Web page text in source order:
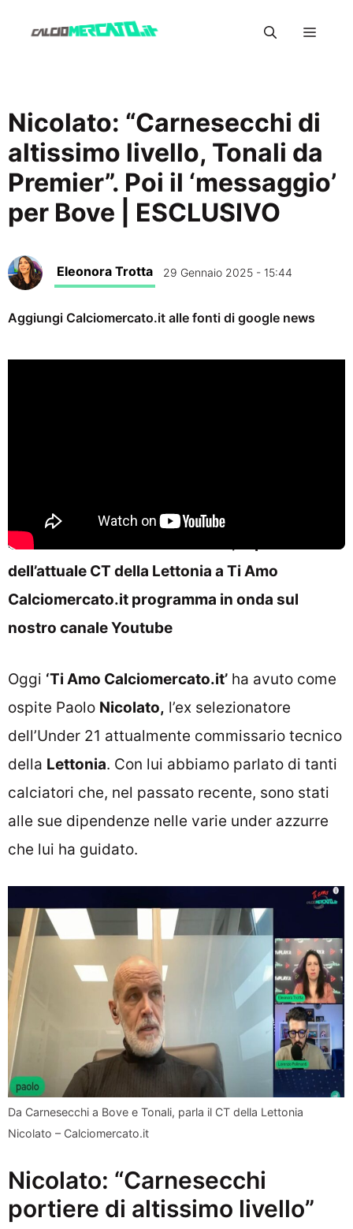
Menu
Nicolato: “Carnesecchi di
altissimo livello, Tonali da
Premier”. Poi il ‘messaggio’
per Bove | ESCLUSIVO
Eleonora Trotta 29 Gennaio 2025 - 15:44
Aggiungi Calciomercato.it alle fonti di google news
Da Calafiori a Kean e Cambiaso, le parole
dell’attuale CT della Lettonia a Ti Amo
Calciomercato.it programma in onda sul
nostro canale Youtube
Oggi ‘Ti Amo Calciomercato.it’ ha avuto come
ospite Paolo Nicolato, l’ex selezionatore
dell’Under 21 attualmente commissario tecnico
della Lettonia. Con lui abbiamo parlato di tanti
calciatori che, nel passato recente, sono stati
alle sue dipendenze nelle varie under azzurre
che lui ha guidato.
Da Carnesecchi a Bove e Tonali, parla il CT della Lettonia
Nicolato – Calciomercato.it
Nicolato: “Carnesecchi
portiere di altissimo livello”